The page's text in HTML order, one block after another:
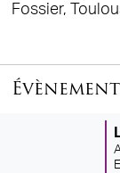
Fossier,